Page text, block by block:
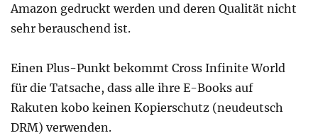
Amazon gedruckt werden und deren Qualität nicht
sehr berauschend ist.
Einen Plus-Punkt bekommt Cross Infinite World
für die Tatsache, dass alle ihre E-Books auf
Rakuten kobo keinen Kopierschutz (neudeutsch
DRM) verwenden.